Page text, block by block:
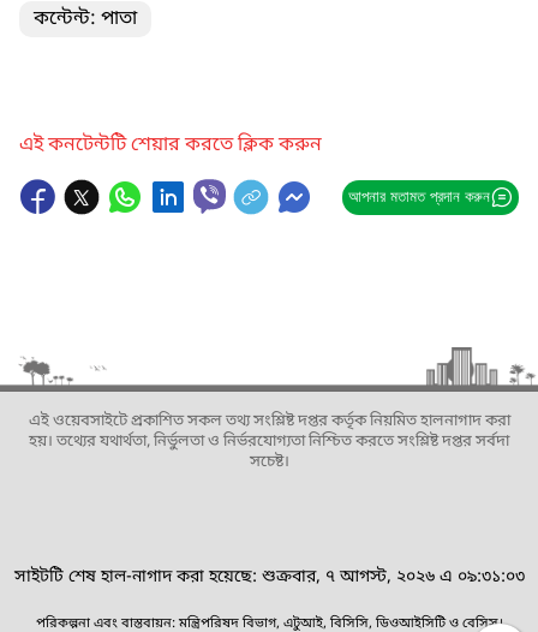
কন্টেন্ট: পাতা
এই কনটেন্টটি শেয়ার করতে ক্লিক করুন
আপনার মতামত প্রদান করুন
এই ওয়েবসাইটে প্রকাশিত সকল তথ্য সংশ্লিষ্ট দপ্তর কর্তৃক নিয়মিত হালনাগাদ করা
হয়। তথ্যের যথার্থতা, নির্ভুলতা ও নির্ভরযোগ্যতা নিশ্চিত করতে সংশ্লিষ্ট দপ্তর সর্বদা
সচেষ্ট।
সাইটটি শেষ হাল-নাগাদ করা হয়েছে: শুক্রবার, ৭ আগস্ট, ২০২৬ এ ০৯:৩১:০৩
পরিকল্পনা এবং বাস্তবায়ন: মন্ত্রিপরিষদ বিভাগ, এটুআই, বিসিসি, ডিওআইসিটি ও বেসিস।